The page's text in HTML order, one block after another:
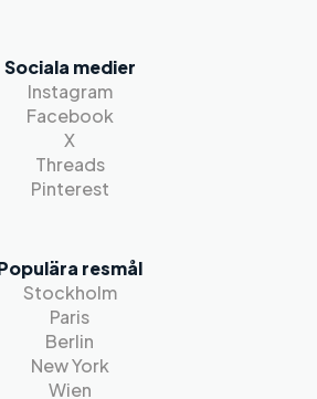
Sociala medier
Instagram
Facebook
X
Threads
Pinterest
resmål
Stockholm
Paris
Berlin
New York
Wien